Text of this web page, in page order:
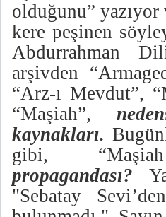
olduğunu”
kere peşinen
Abdurrahman
arşivden
“Arz-ı Mevdut”,
“Maşiah”,
kaynakları.
gibi,
propagandası?
"Sebatay